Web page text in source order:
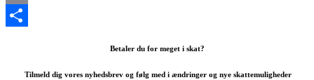
Email
Betaler du for meget i skat?
Tilmeld dig vores nyhedsbrev og følg med i ændringer og nye skattemuligheder